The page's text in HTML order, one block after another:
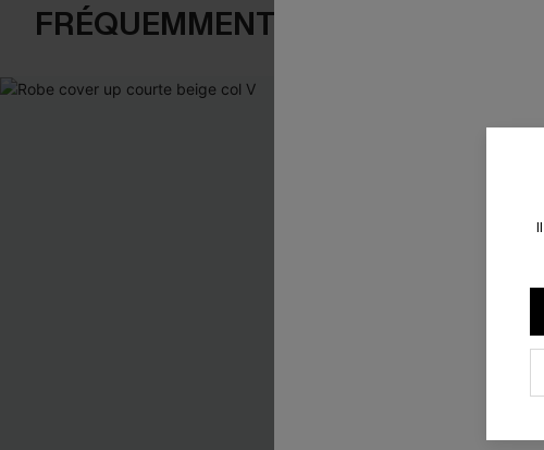
FRÉQUEMMENT ACHETÉS